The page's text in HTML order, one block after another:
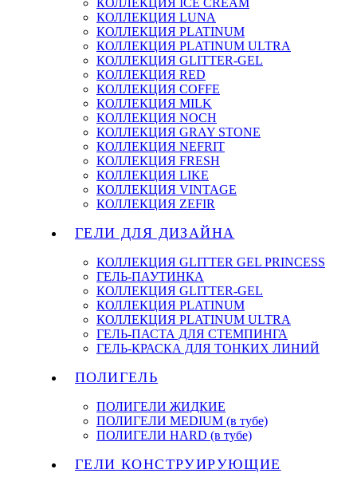
КОЛЛЕКЦИЯ LUNA
КОЛЛЕКЦИЯ PLATINUM
КОЛЛЕКЦИЯ PLATINUM ULTRA
КОЛЛЕКЦИЯ GLITTER-GEL
КОЛЛЕКЦИЯ RED
КОЛЛЕКЦИЯ COFFE
КОЛЛЕКЦИЯ MILK
КОЛЛЕКЦИЯ NOCH
КОЛЛЕКЦИЯ GRAY STONE
КОЛЛЕКЦИЯ NEFRIT
КОЛЛЕКЦИЯ FRESH
КОЛЛЕКЦИЯ LIKE
КОЛЛЕКЦИЯ VINTAGE
КОЛЛЕКЦИЯ ZEFIR
ГЕЛИ ДЛЯ ДИЗАЙНА
КОЛЛЕКЦИЯ GLITTER GEL PRINCESS
ГЕЛЬ-ПАУТИНКА
КОЛЛЕКЦИЯ GLITTER-GEL
КОЛЛЕКЦИЯ PLATINUM
КОЛЛЕКЦИЯ PLATINUM ULTRA
ГЕЛЬ-ПАСТА ДЛЯ СТЕМПИНГА
ГЕЛЬ-КРАСКА ДЛЯ ТОНКИХ ЛИНИЙ
ПОЛИГЕЛЬ
ПОЛИГЕЛИ ЖИДКИЕ
ПОЛИГЕЛИ MEDIUM (в тубе)
ПОЛИГЕЛИ HARD (в тубе)
ГЕЛИ КОНСТРУИРУЮЩИЕ